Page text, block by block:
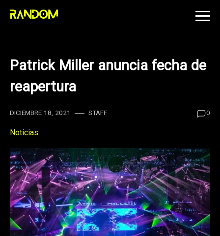
Skip
Patrick Miller anuncia fecha de
reapertura
DICIEMBRE 18, 2021 STAFF 0
Noticias